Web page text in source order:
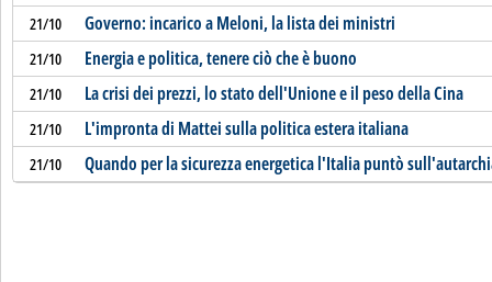
21/10 Governo: incarico a Meloni, la lista dei ministri
21/10 Energia e politica, tenere ciò che è buono
21/10 La crisi dei prezzi, lo stato dell'Unione e il peso della Cina
21/10 L'impronta di Mattei sulla politica estera italiana
21/10 Quando per la sicurezza energetica l'Italia puntò